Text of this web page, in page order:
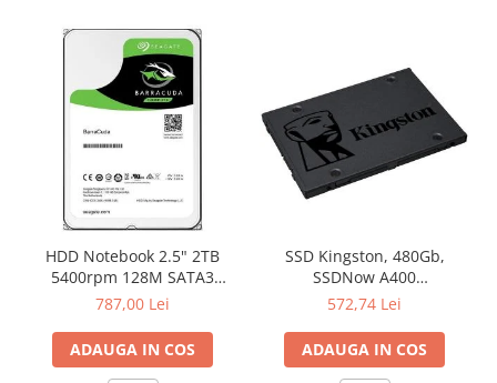
Televizoare & accesorii
Multiboard & Accessorii
Multimedia
Foto & Video
Cloud si Aplicatii SaaS
Securitate Date
Antivirus
HDD Notebook 2.5" 2TB
5400rpm 128M SATA3
SEAGATE
787,00 Lei
ADAUGA IN COS
SSD Kingston, 480Gb,
SSDNow A400
"SA400S37/480G"
572,74 Lei
ADAUGA IN COS